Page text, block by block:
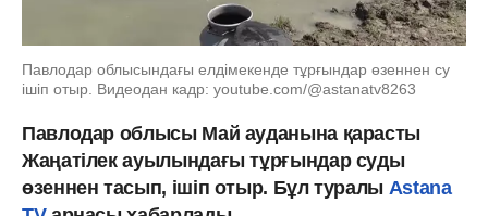
Павлодар облысындағы елдімекенде тұрғындар өзеннен су
ішіп отыр. Видеодан кадр: youtube.com/@astanatv8263
Павлодар облысы Май ауданына қарасты
Жаңатілек ауылындағы тұрғындар суды
өзеннен тасып, ішіп отыр. Бұл туралы Astana